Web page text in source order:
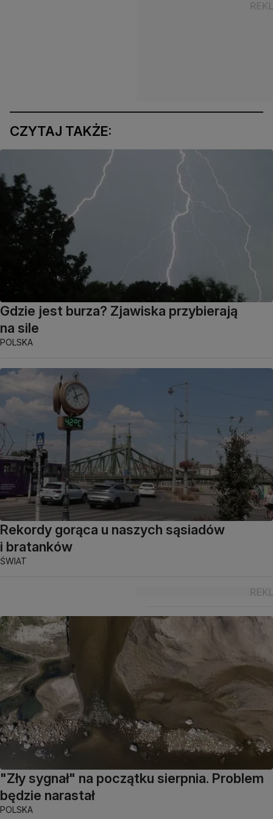
CZYTAJ TAKŻE:
Gdzie jest burza? Zjawiska przybierają
na sile
POLSKA
Rekordy gorąca u naszych sąsiadów
i bratanków
ŚWIAT
"Zły sygnał" na początku sierpnia. Problem
będzie narastał
POLSKA